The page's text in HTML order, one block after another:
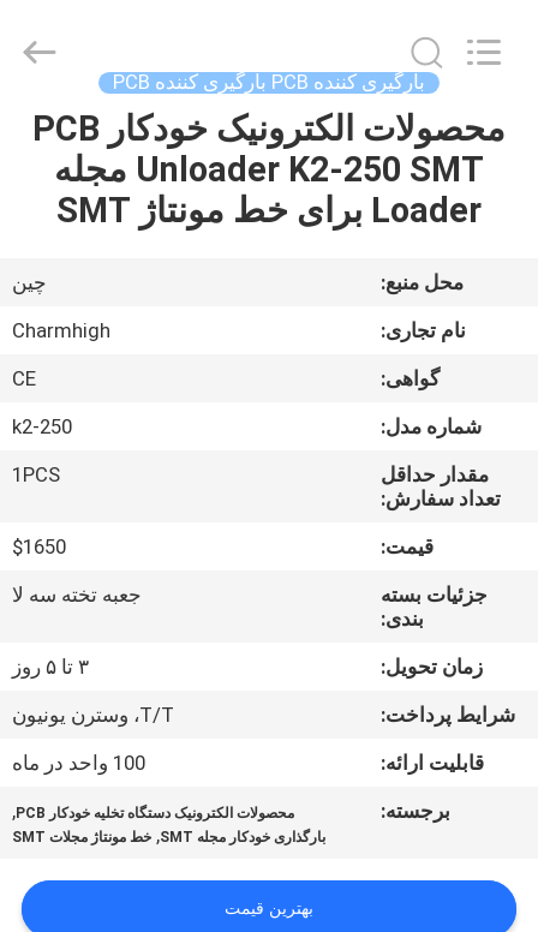
خانه
محصولات
کارخانه
کنترل
خبر
CHARMHIGH
TECHNOLOGY
Reserved.
بارگیری کننده PCB بارگیری کننده PCB
محصولات الکترونیک خودکار PCB
Unloader K2-250 SMT مجله
Loader برای خط مونتاژ SMT
محل منبع:
چین
نام تجاری:
Charmhigh
گواهی:
CE
شماره مدل:
k2-250
مقدار حداقل
تعداد سفارش:
1PCS
قیمت:
$1650
جزئیات بسته
بندی:
جعبه تخته سه لا
زمان تحویل:
۳ تا ۵ روز
شرایط پرداخت:
T/T، وسترن یونیون
قابلیت ارائه:
100 واحد در ماه
برجسته:
محصولات الکترونیک دستگاه تخلیه خودکار PCB ,
بارگذاری خودکار مجله SMT , خط مونتاژ مجلات SMT
بهترین قیمت